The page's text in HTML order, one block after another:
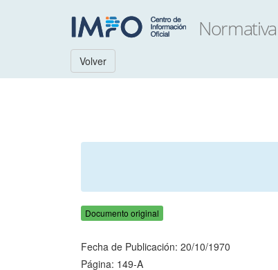
Volver
Documento original
Fecha de Publicación: 20/10/1970
Página: 149-A